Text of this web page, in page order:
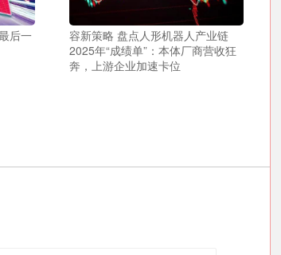
后一
容新策略 盘点人形机器人产业链
2025年“成绩单”：本体厂商营收狂
奔，上游企业加速卡位